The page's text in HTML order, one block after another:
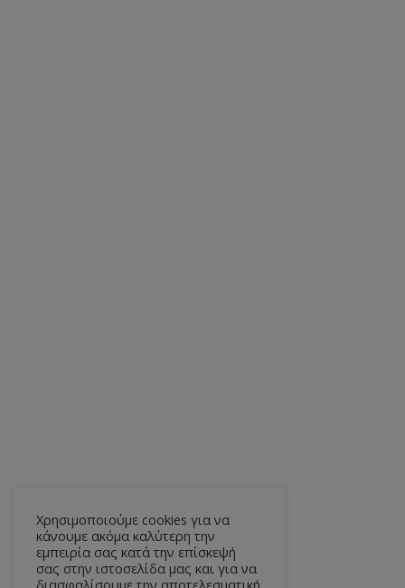
Χρησιμοποιούμε cookies για να
κάνουμε ακόμα καλύτερη την
εμπειρία σας κατά την επίσκεψή
σας στην ιστοσελίδα μας και για να
διασφαλίσουμε την αποτελεσματική